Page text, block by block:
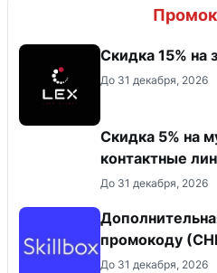
Скидка 15% на
До 31 декабря, 2026
Скидка 5% на
контактные
До 31 декабря, 2026
промокоду
До 31 декабря, 2026